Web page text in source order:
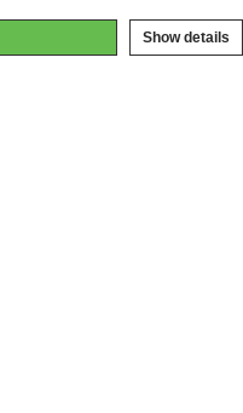
Show details